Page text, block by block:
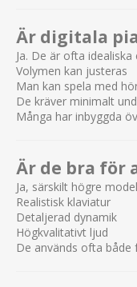
Är digitala
Ja. De är ofta
Volymen kan justeras
Man kan spela med
De kräver minimalt
Många har inbyggda
Är de bra för
Ja, särskilt högre
Realistisk klaviatur
Detaljerad dynamik
Högkvalitativt ljud
De används ofta både